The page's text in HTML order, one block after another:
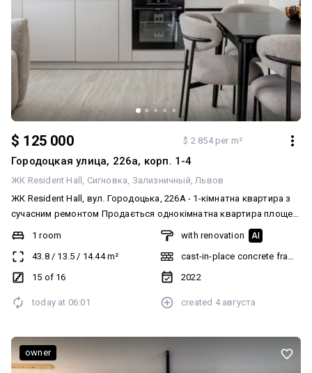
$ 125 000 $ 2 854 per m²
Городоцкая улица, 226а, корп. 1-4
ЖК Resident Hall Сигновка Зализничный Львов
ЖК Resident Hall, вул. Городоцька, 226А - 1-кімнатна квартира з
сучасним ремонтом Продається однокімнатна квартира площею
43.8 м², розташована на 15 поверсі. Ремонт виконаний за
дизайнерським проєктом із великою увагою до ергономіки,
зберігання та щоденного комфорту. Квартира повністю
укомплектована новими меблями й технікою. При вході
ванною, гігієнічним душем, великим бойлером, пральною та
робоче місце та кухня з вмонтованим холодильником, духовою
шафою, мікрохвильовою піччю й індукційною поверхнею. У
спальні - двоспальне ліжко з підйомним механізмом, окрема
1 room
43.8/ 13.5 / 14.44m²
15 of 16
with renovation AI
cast-in-place concrete frame
2022
today at 06:01 created 4 августа
owner